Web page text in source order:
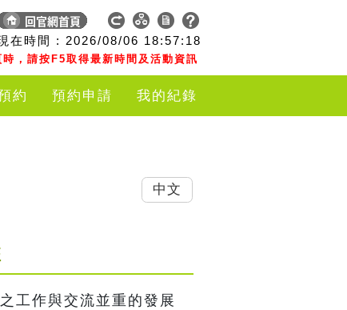
在時間 : 2026/08/06 18:57:18
，請按F5取得最新時間及活動資訊
約 預約申請 我的紀錄
工作與交流並重的發展